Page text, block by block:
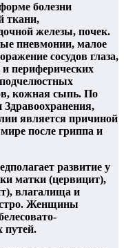
болезни
ткани,
железы, почек.
пневмонии, малое
сосудов глаза,
периферических
кожная сыпь. По
Здравоохранения,
является причиной
после гриппа и
развитие у
матки (цервицит),
влагалища и
Женщины
путей.